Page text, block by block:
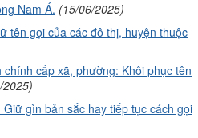
Nam Á. (15/06/2025)
tên gọi của các đô thị, huyện thuộc
cấp xã, phường: Khôi phục tên
2025)
gìn bản sắc hay tiếp tục cách gọi